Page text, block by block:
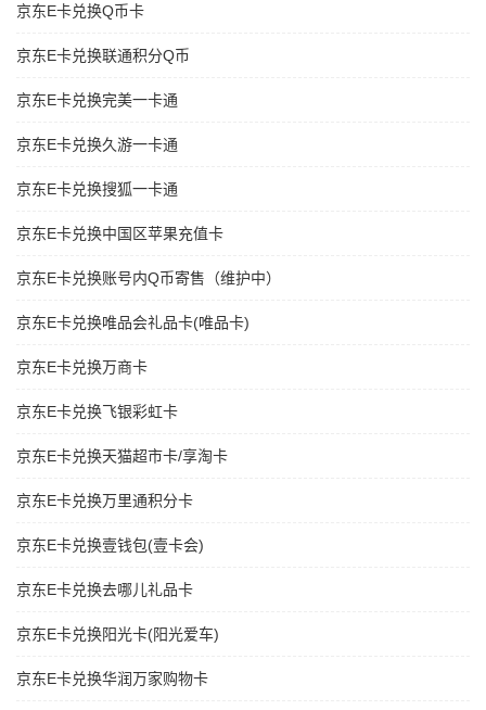
京东E卡兑换Q币卡
京东E卡兑换联通积分Q币
京东E卡兑换完美一卡通
京东E卡兑换久游一卡通
京东E卡兑换搜狐一卡通
京东E卡兑换中国区苹果充值卡
京东E卡兑换账号内Q币寄售（维护中）
京东E卡兑换唯品会礼品卡(唯品卡)
京东E卡兑换万商卡
京东E卡兑换飞银彩虹卡
京东E卡兑换天猫超市卡/享淘卡
京东E卡兑换万里通积分卡
京东E卡兑换壹钱包(壹卡会)
京东E卡兑换去哪儿礼品卡
京东E卡兑换阳光卡(阳光爱车)
京东E卡兑换华润万家购物卡